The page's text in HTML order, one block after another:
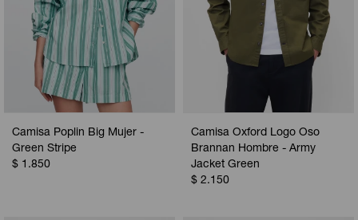
Camisa Poplin Big Mujer -
Green Stripe
$ 1.850
Camisa Oxford Logo Oso
Brannan Hombre - Army
Jacket Green
$ 2.150